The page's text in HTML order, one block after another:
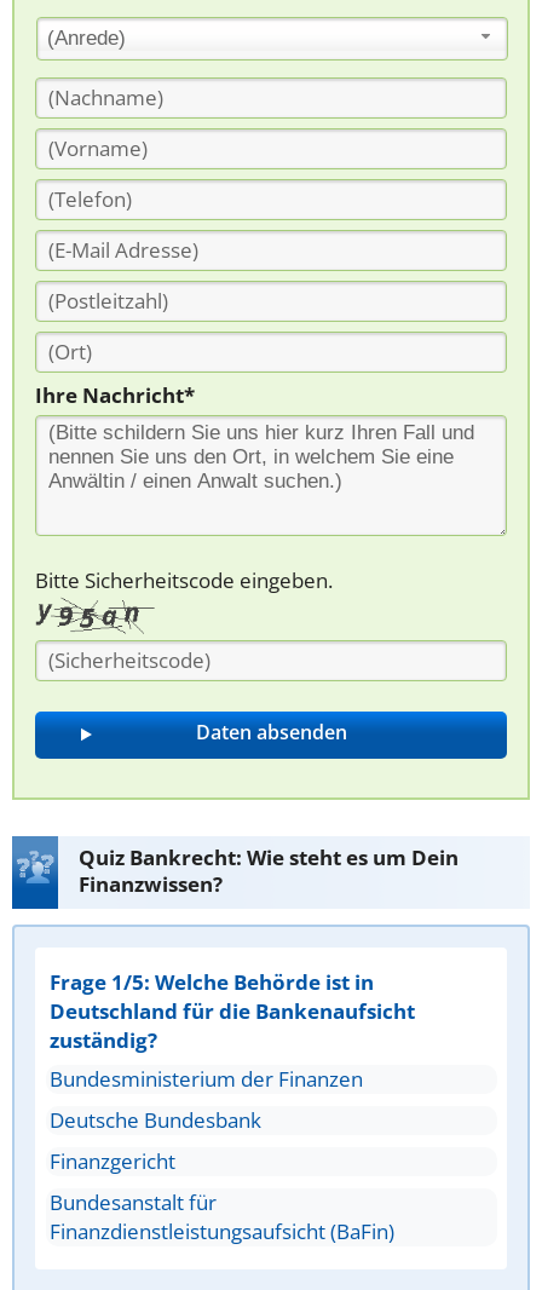
(Anrede)
Ihre Nachricht*
Bitte Sicherheitscode eingeben.
Quiz Bankrecht: Wie steht es um Dein
Finanzwissen?
Frage 1/5: Welche Behörde ist in
Deutschland für die Bankenaufsicht
zuständig?
Bundesministerium der Finanzen
Deutsche Bundesbank
Finanzgericht
Bundesanstalt für
Finanzdienstleistungsaufsicht (BaFin)